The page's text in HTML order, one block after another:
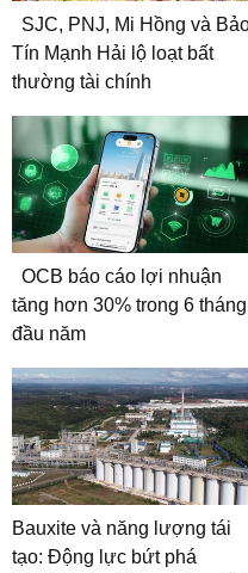
SJC, PNJ, Mi Hồng và
Tín Mạnh Hải lộ loạt bất
thường tài chính
OCB báo cáo lợi nhuận
tăng hơn 30% trong 6 tháng
đầu năm
Bauxite và năng lượng tái
tạo: Động lực bứt phá